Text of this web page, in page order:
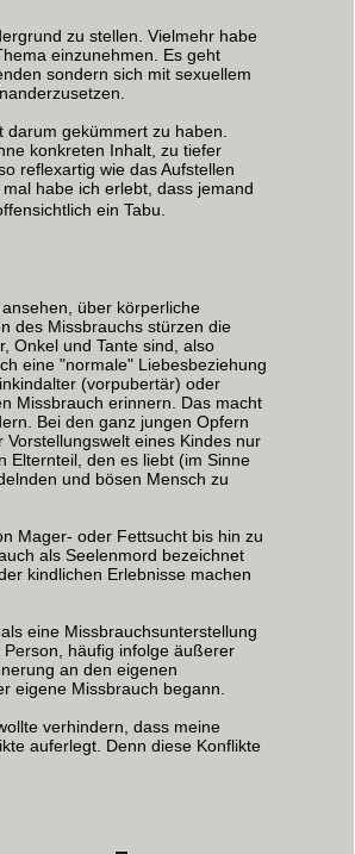
zu stellen. Vielmehr habe
einzunehmen. Es geht
sondern sich mit sexuellem
gekümmert zu haben.
konkreten Inhalt, zu tiefer
reflexartig wie das Aufstellen
habe ich erlebt, dass jemand
ein Tabu.
über körperliche
des Missbrauchs stürzen die
Onkel und Tante sind, also
eine "normale" Liebesbeziehung
(vorpubertär) oder
Missbrauch erinnern. Das macht
Bei den ganz jungen Opfern
eines Kindes nur
Elternteil, den es liebt (im Sinne
und bösen Mensch zu
Mager- oder Fettsucht bis hin zu
als Seelenmord bezeichnet
kindlichen Erlebnisse machen
eine Missbrauchsunterstellung
häufig infolge äußerer
an den eigenen
eigene Missbrauch begann.
verhindern, dass meine
auferlegt. Denn diese Konflikte